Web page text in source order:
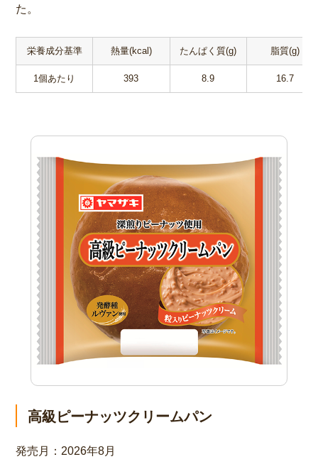
た。
栄養成分基準
1個あたり
熱量(kcal)
393
たんぱく質(g)
8.9
脂質(g)
16.7
高級ピーナッツクリームパン
発売月： 2026年8月